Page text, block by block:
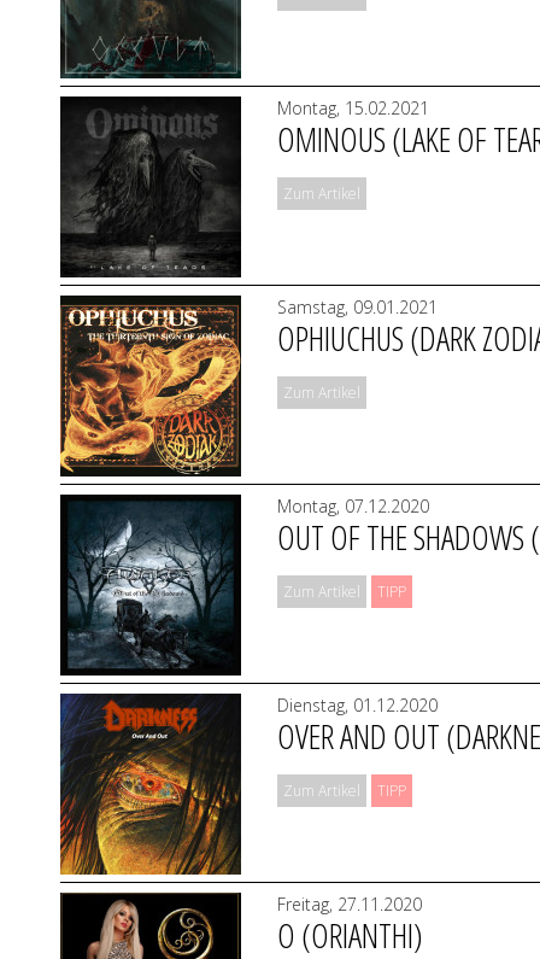
Montag, 15.02.2021
OMINOUS (LAKE OF
Zum Artikel
Samstag, 09.01.2021
OPHIUCHUS (DARK
Zum Artikel
Montag, 07.12.2020
OUT OF THE SHADOWS
Zum Artikel TIPP
Dienstag, 01.12.2020
OVER AND OUT
Zum Artikel TIPP
Freitag, 27.11.2020
O (ORIANTHI)